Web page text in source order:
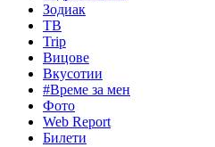
Зодиак
ТВ
Trip
Вицове
Вкусотии
#Време за мен
Фото
Web Report
Билети